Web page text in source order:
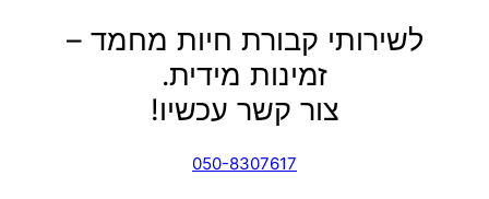
לשירותי קבורת חיות מחמד –
זמינות מידית.
צור קשר עכשיו!
050-8307617